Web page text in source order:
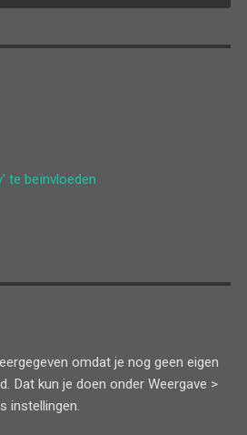
te beïnvloeden
omdat je nog geen eigen
Dat kun je doen onder Weergave >
instellingen.